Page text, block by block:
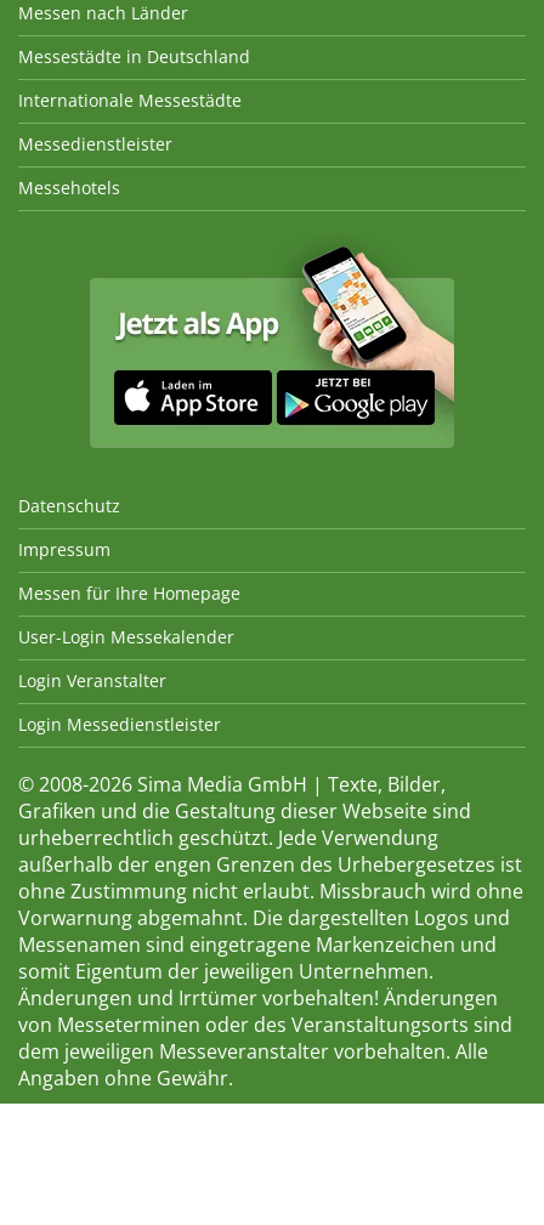
Messen nach Länder
Messestädte in Deutschland
Internationale Messestädte
Messedienstleister
Messehotels
Datenschutz
Impressum
Messen für Ihre Homepage
User-Login Messekalender
Login Veranstalter
Login Messedienstleister
© 2008-2026 Sima Media GmbH | Texte, Bilder,
Grafiken und die Gestaltung dieser Webseite sind
urheberrechtlich geschützt. Jede Verwendung
außerhalb der engen Grenzen des Urhebergesetzes ist
ohne Zustimmung nicht erlaubt. Missbrauch wird ohne
Vorwarnung abgemahnt. Die dargestellten Logos und
Messenamen sind eingetragene Markenzeichen und
somit Eigentum der jeweiligen Unternehmen.
Änderungen und Irrtümer vorbehalten! Änderungen
von Messeterminen oder des Veranstaltungsorts sind
dem jeweiligen Messeveranstalter vorbehalten. Alle
Angaben ohne Gewähr.